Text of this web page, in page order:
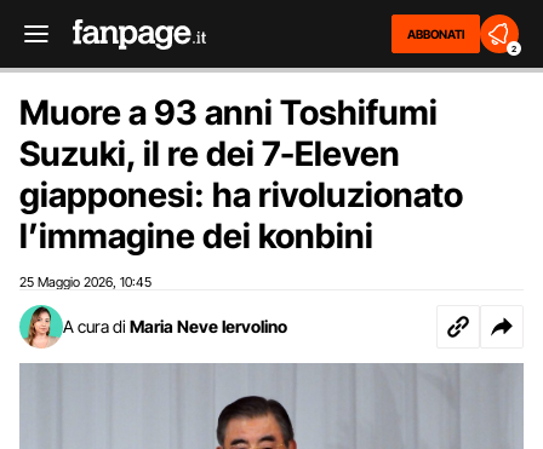
ABBONATI
2
Muore a 93 anni Toshifumi
Suzuki, il re dei 7-Eleven
giapponesi: ha rivoluzionato
l’immagine dei konbini
25 Maggio 2026 10:45
A cura di Maria Neve Iervolino